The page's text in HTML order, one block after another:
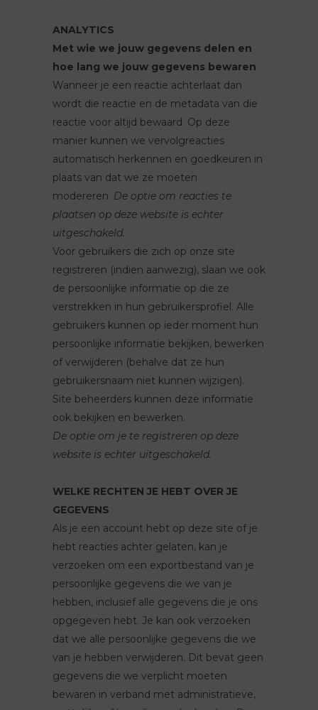
ANALYTICS
Met wie we jouw gegevens delen en
hoe lang we jouw gegevens bewaren
Wanneer je een reactie achterlaat dan
wordt die reactie en de metadata van die
reactie voor altijd bewaard. Op deze
manier kunnen we vervolgreacties
automatisch herkennen en goedkeuren in
plaats van dat we ze moeten
modereren. De optie om reacties te
plaatsen op deze website is echter
uitgeschakeld.
Voor gebruikers die zich op onze site
registreren (indien aanwezig), slaan we ook
de persoonlijke informatie op die ze
verstrekken in hun gebruikersprofiel. Alle
gebruikers kunnen op ieder moment hun
persoonlijke informatie bekijken, bewerken
of verwijderen (behalve dat ze hun
gebruikersnaam niet kunnen wijzigen).
Site beheerders kunnen deze informatie
ook bekijken en bewerken.
De optie om je te registreren op deze
website is echter uitgeschakeld.
WELKE RECHTEN JE HEBT OVER JE
GEGEVENS
Als je een account hebt op deze site of je
hebt reacties achter gelaten, kan je
verzoeken om een exportbestand van je
persoonlijke gegevens die we van je
hebben, inclusief alle gegevens die je ons
opgegeven hebt. Je kan ook verzoeken
dat we alle persoonlijke gegevens die we
van je hebben verwijderen. Dit bevat geen
gegevens die we verplicht moeten
bewaren in verband met administratieve,